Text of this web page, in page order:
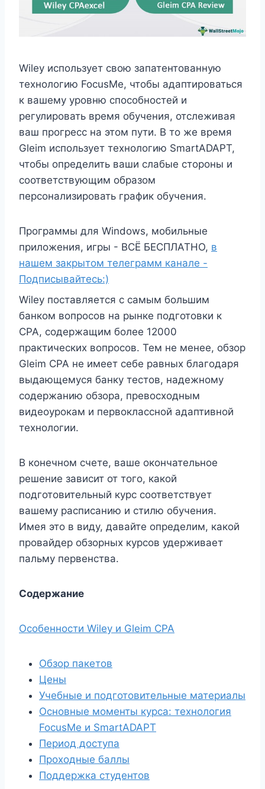
Wiley использует свою запатентованную
технологию FocusMe, чтобы адаптироваться
к вашему уровню способностей и
регулировать время обучения, отслеживая
ваш прогресс на этом пути. В то же время
Gleim использует технологию SmartADAPT,
чтобы определить ваши слабые стороны и
соответствующим образом
персонализировать график обучения.
Программы для Windows, мобильные
приложения, игры - ВСЁ БЕСПЛАТНО, в
нашем закрытом телеграмм канале -
Подписывайтесь:)
Wiley поставляется с самым большим
банком вопросов на рынке подготовки к
CPA, содержащим более 12000
практических вопросов. Тем не менее, обзор
Gleim CPA не имеет себе равных благодаря
выдающемуся банку тестов, надежному
содержанию обзора, превосходным
видеоурокам и первоклассной адаптивной
технологии.
В конечном счете, ваше окончательное
решение зависит от того, какой
подготовительный курс соответствует
вашему расписанию и стилю обучения.
Имея это в виду, давайте определим, какой
провайдер обзорных курсов удерживает
пальму первенства.
Содержание
Особенности Wiley и Gleim CPA
Обзор пакетов
Цены
Учебные и подготовительные материалы
Основные моменты курса: технология
FocusMe и SmartADAPT
Период доступа
Проходные баллы
Поддержка студентов